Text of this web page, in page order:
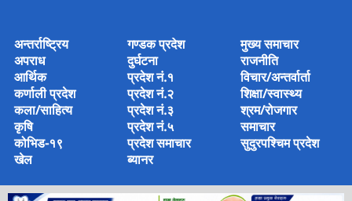
अन्तर्राष्ट्रिय
अपराध
आर्थिक
कर्णाली प्रदेश
कला/साहित्य
कृषि
कोभिड-१९
खेल
गण्डक प्रदेश
दुर्घटना
प्रदेश नं.१
प्रदेश नं.२
प्रदेश नं.३
प्रदेश नं.५
प्रदेश समाचार
ब्यानर
मुख्य समाचार
राजनीति
विचार/अन्तर्वार्ता
शिक्षा/स्वास्थ्य
श्रम/रोजगार
समाचार
सुदुरपश्चिम प्रदेश